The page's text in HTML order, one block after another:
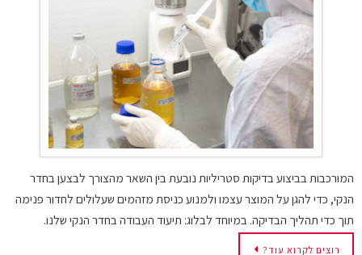
המורכבות בביצוע בדיקות סטריליות נובעת בין השאר מהצורך לבצען בחדר
הנקי, כדי להגן על המוצר עצמו ולמנוע כניסת מזהמים שעלולים לחדור פנימה
תוך כדי תהליך הבדיקה. במיוחד לבלוג: תיעוד העבודה בחדר הנקי שלנו.
רוצים לקרוא עוד?